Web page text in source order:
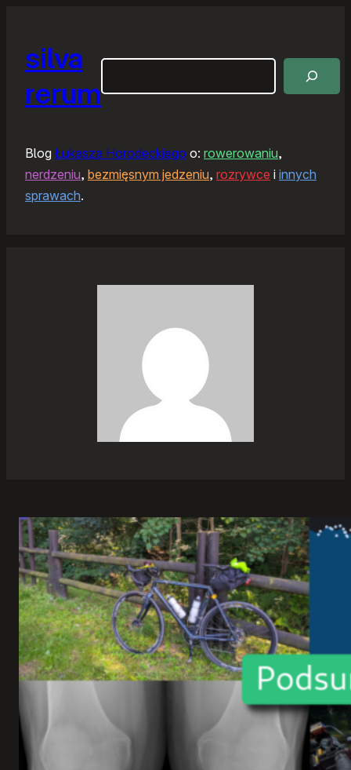
silva
rerum
Blog Łukasza Horodeckiego o: rowerowaniu,
nerdzeniu, bezmięsnym jedzeniu, rozrywce i innych
sprawach.